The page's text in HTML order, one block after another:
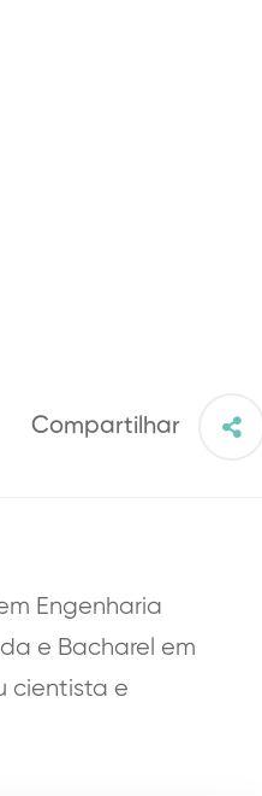
Compartilhar
Engenharia
e Bacharel em
cientista e